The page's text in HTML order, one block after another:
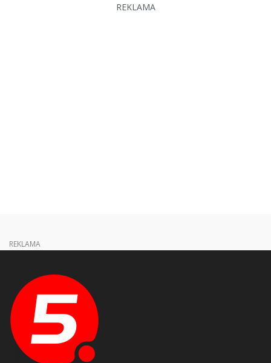
REKLAMA
REKLAMA